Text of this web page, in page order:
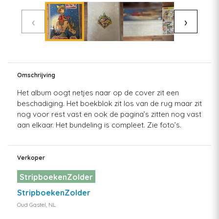
‹ ›
Omschrijving
Het album oogt netjes naar op de cover zit een
beschadiging. Het boekblok zit los van de rug maar zit
nog voor rest vast en ook de pagina’s zitten nog vast
aan elkaar. Het bundeling is compleet. Zie foto’s.
Verkoper
StripboekenZolder
StripboekenZolder
Oud Gastel, NL